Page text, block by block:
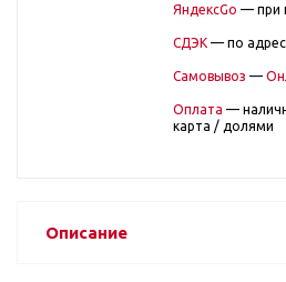
ЯндексGo — при
СДЭК — по
Самовывоз —
Оплата —
карта / долями
Описание